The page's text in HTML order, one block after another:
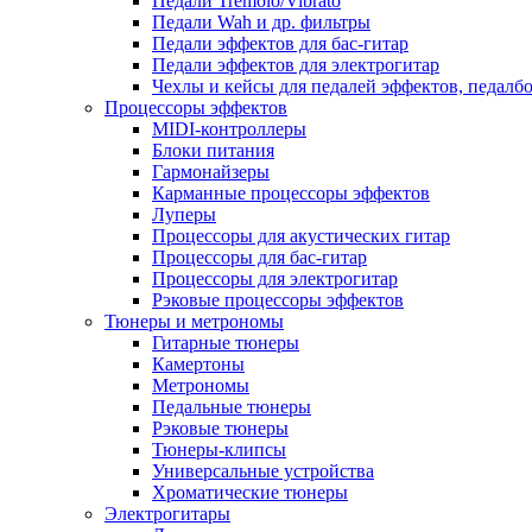
Педали Wah и др. фильтры
Педали эффектов для бас-гитар
Педали эффектов для электрогитар
Чехлы и кейсы для педалей эффектов,
Процессоры эффектов
MIDI-контроллеры
Блоки питания
Гармонайзеры
Карманные процессоры эффектов
Луперы
Процессоры для акустических гитар
Процессоры для бас-гитар
Процессоры для электрогитар
Рэковые процессоры эффектов
Тюнеры и метрономы
Гитарные тюнеры
Камертоны
Метрономы
Педальные тюнеры
Рэковые тюнеры
Тюнеры-клипсы
Универсальные устройства
Хроматические тюнеры
Электрогитары